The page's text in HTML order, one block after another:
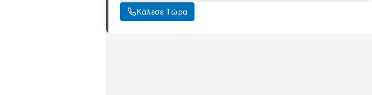
Κάλεσε Τώρα